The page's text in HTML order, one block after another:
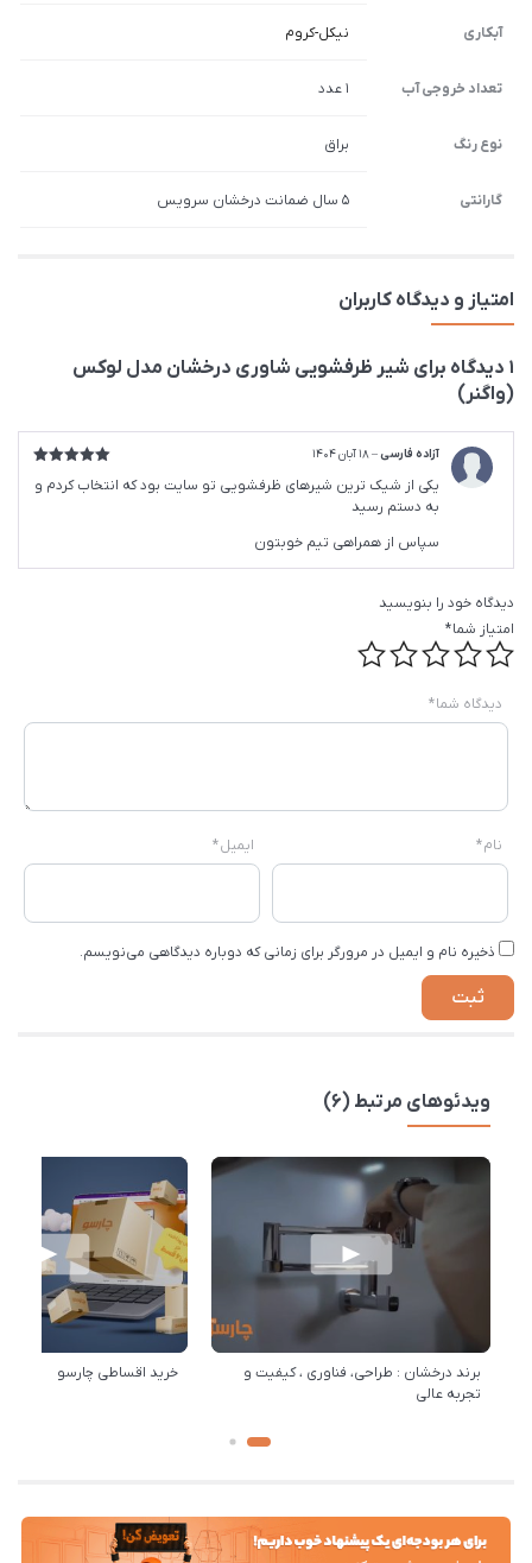
آبکاری نیکل-کروم
تعداد خروجی آب 1 عدد
نوع رنگ براق
گارانتی 5 سال ضمانت درخشان سرویس
امتیاز و دیدگاه کاربران
1 دیدگاه برای
شیر ظرفشويی شاوری درخشان مدل لوکس
(واگنر)
5
آزاده فارسی–18 آبان 1404
یکی از شیک ترین شیرهای ظرفشویی تو سایت بود که انتخاب کردم و
به دستم رسید
سپاس از همراهی تیم خوبتون
دیدگاه خود را بنویسید
امتیاز شما*
دیدگاه شما*
نام* ایمیل*
ذخیره نام و ایمیل در مرورگر برای زمانی که دوباره دیدگاهی می‌نویسم.
ویدئوهای مرتبط (6)
برند درخشان : طراحی، فناوری ، کیفیت و
تجربه عالی
خرید اقساطی چارسو